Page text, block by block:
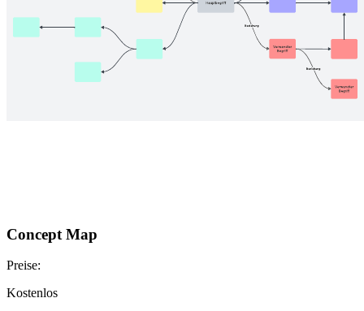
Concept Map
Preise:
Kostenlos